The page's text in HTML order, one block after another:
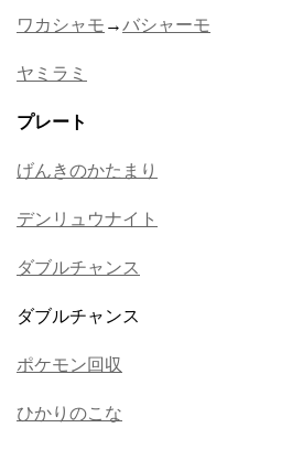
ワカシャモ →バシャーモ
ヤミラミ
プレート
げんきのかたまり
デンリュウナイト
ダブルチャンス
ダブルチャンス
ポケモン回収
ひかりのこな